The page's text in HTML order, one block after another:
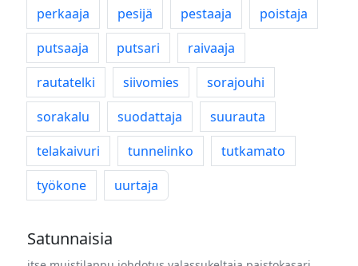
perkaaja
pesijä pestaaja
poistaja
putsaaja
putsari
raivaaja
rautatelki
siivomies
sorajouhi
sorakalu
suodattaja
suurauta
telakaivuri
tunnelinko
tutkamato
työkone
uurtaja
Satunnaisia